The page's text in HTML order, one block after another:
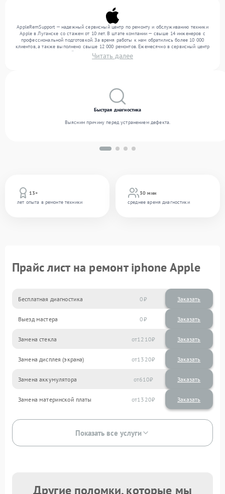
AppleRemSupport — надежный сервисный центр по ремонту и обслуживанию техники
Apple в Луганске со стажем от 10 лет. В штате компании — свыше 14 инженеров с
профессиональной подготовкой. За время работы к нам обратились более 10 000
клиентов, а также выполнено свыше 12 000 ремонтов. Ежемесячно в сервисный центр
поступает от 300 устройств, включая , , . Мы выполняем ремонт различного уровня
сложности и поддерживаем высокий стандарт качества благодаря использованию
Читать далее
13+
лет опыта в ремонте техники
30 мин
среднее время диагностики
Быстрая диагностика
Выясним причину перед устранением дефекта.
Прайс лист на ремонт iphone Apple
Бесплатная диагностика 0 Заказать
Выезд мастера 0 Заказать
Замена стекла 1210
Замена дисплея (экрана) 1320
Замена аккумулятора 610
Замена материнской платы 1320
Показать все услуги
Другие поломки, которые мы